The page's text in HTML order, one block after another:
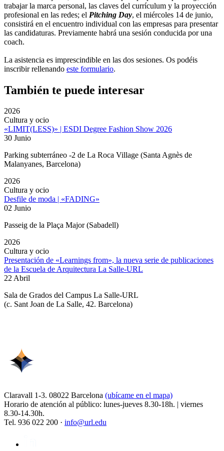
trabajar la marca personal, las claves del currículum y la proyección
profesional en las redes; el Pitching Day, el miércoles 14 de junio,
consistirá en el encuentro individual con las empresas para presentar
las candidaturas. Previamente habrá una sesión conducida por una
coach.
La asistencia es imprescindible en las dos sesiones. Os podéis
inscribir rellenando este formulario.
También te puede interesar
2026
Cultura y ocio
«LIMIT(LESS)» | ESDI Degree Fashion Show 2026
30 Junio
Parking subterráneo -2 de La Roca Village (Santa Agnès de
Malanyanes, Barcelona)
2026
Cultura y ocio
Desfile de moda | «FADING»
02 Junio
Passeig de la Plaça Major (Sabadell)
2026
Cultura y ocio
Presentación de «Learnings from», la nueva serie de publicaciones
de la Escuela de Arquitectura La Salle-URL
22 Abril
Sala de Grados del Campus La Salle-URL
(c. Sant Joan de La Salle, 42. Barcelona)
Claravall 1-3. 08022 Barcelona (ubícame en el mapa)
Horario de atención al público: lunes-jueves 8.30-18h. | viernes
8.30-14.30h.
Tel. 936 022 200 · info@url.edu